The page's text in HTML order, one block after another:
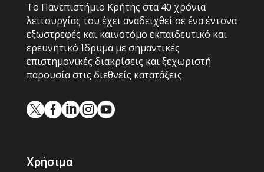
Το Πανεπιστήμιο Κρήτης στα 40 χρόνια
λειτουργίας του έχει αναδειχθεί σε ένα έντονα
εξωστρεφές και καινοτόμο εκπαιδευτικό και
ερευνητικό Ίδρυμα με σημαντικές
επιστημονικές διακρίσεις και ξεχωριστή
παρουσία στις διεθνείς κατατάξεις.

Χρήσιμα